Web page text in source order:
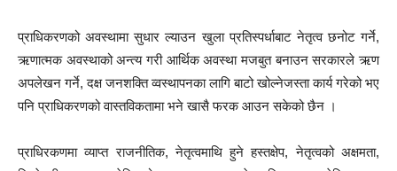
प्राधिकरणको अवस्थामा सुधार ल्याउन खुला प्रतिस्पर्धाबाट नेतृत्व छनोट गर्ने,
ऋणात्मक अवस्थाको अन्त्य गरी आर्थिक अवस्था मजबुत बनाउन सरकारले ऋण
अपलेखन गर्ने, दक्ष जनशक्ति व्वस्थापनका लागि बाटो खोल्नेजस्ता कार्य गरेको भए
पनि प्राधिकरणको वास्तविकतामा भने खासै फरक आउन सकेको छैन ।
प्राधिरकणमा व्याप्त राजनीतिक, नेतृत्वमाथि हुने हस्तक्षेप, नेतृत्वको अक्षमता,